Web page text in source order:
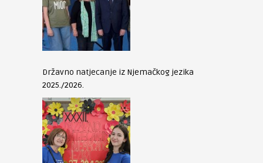
Državno natjecanje iz Njemačkog jezika
2025./2026.